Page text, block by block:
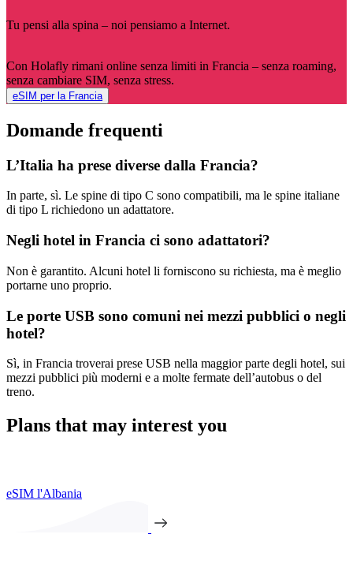
Tu pensi alla spina – noi pensiamo a Internet.
Con Holafly rimani online senza limiti in Francia – senza roaming,
senza cambiare SIM, senza stress.
eSIM per la Francia
Domande frequenti
L’Italia ha prese diverse dalla Francia?
In parte, sì. Le spine di tipo C sono compatibili, ma le spine italiane
di tipo L richiedono un adattatore.
Negli hotel in Francia ci sono adattatori?
Non è garantito. Alcuni hotel li forniscono su richiesta, ma è meglio
portarne uno proprio.
Le porte USB sono comuni nei mezzi pubblici o negli
hotel?
Sì, in Francia troverai prese USB nella maggior parte degli hotel, sui
mezzi pubblici più moderni e a molte fermate dell’autobus o del
treno.
Plans that may interest you
eSIM l'Albania